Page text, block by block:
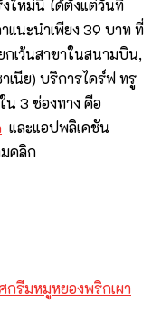
ใหม่นี้ ได้ตั้งแต่วันที่
แนะนำเพียง 39 บาท ที่
เว้นสาขาในสนามบิน,
นีย) บริการไดร์ฟ ทรู
น 3 ช่องทาง คือ
และแอปพลิเคชัน
มคลิก
กรีมหมูหยองพริกเผา